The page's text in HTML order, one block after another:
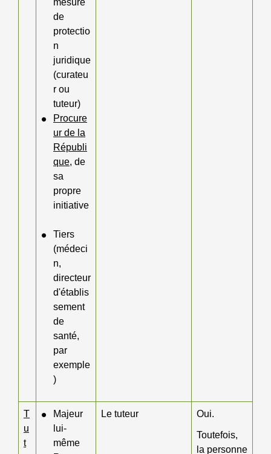
de
protectio
n
juridique
(curateu
r ou
tuteur)
Procure
ur de la
Républi
que, de
sa
propre
initiative
Tiers
(médeci
n,
directeur
d'établis
sement
de
santé,
par
exemple
)
T
u
t
Majeur
lui-
même
Le tuteur Oui.
Toutefois,
la personne